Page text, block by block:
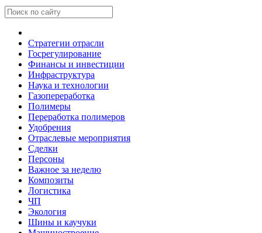
Стратегии отрасли
Госрегулирование
Финансы и инвестиции
Инфраструктура
Наука и технологии
Газопереработка
Полимеры
Переработка полимеров
Удобрения
Отраслевые мероприятия
Сделки
Персоны
Важное за неделю
Композиты
Логистика
ЧП
Экология
Шины и каучуки